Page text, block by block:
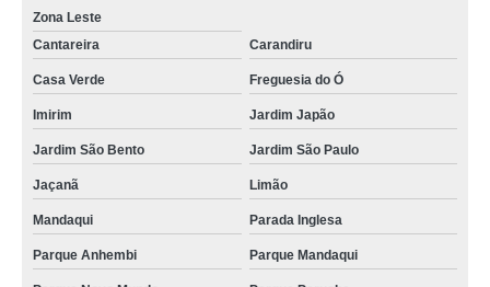
Zona Leste
Cantareira
Carandiru
Casa Verde Freguesia do Ó
Imirim Jardim Japão
Jardim São Bento Jardim São Paulo
Jaçanã Limão
Mandaqui Parada Inglesa
Parque Anhembi Parque Mandaqui